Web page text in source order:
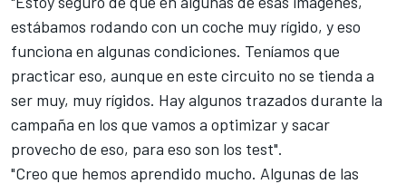
estábamos rodando con un coche muy rígido, y eso
funciona en algunas condiciones. Teníamos que
practicar eso, aunque en este circuito no se tienda a
ser muy, muy rígidos. Hay algunos trazados durante la
campaña en los que vamos a optimizar y sacar
provecho de eso, para eso son los test".
"Creo que hemos aprendido mucho. Algunas de las